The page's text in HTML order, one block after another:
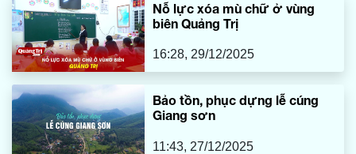
Nỗ lực xóa mù chữ ở vùng
biên Quảng Trị
16:28, 29/12/2025
Bảo tồn, phục dựng lễ cúng
Giang sơn
11:43, 27/12/2025